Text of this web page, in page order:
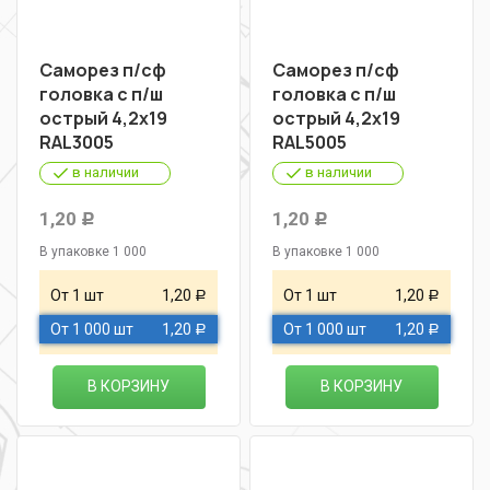
Саморез п/сф
головка с п/ш
острый 4,2х19
RAL3005
в наличии
1,20 Р
В упаковке 1 000
От 1 шт 1,20 Р
От 1 000 шт 1,20 Р
В КОРЗИНУ
Саморез п/сф
головка с п/ш
острый 4,2х19
RAL5005
в наличии
1,20 Р
В упаковке 1 000
От 1 шт 1,20 Р
От 1 000 шт 1,20 Р
В КОРЗИНУ